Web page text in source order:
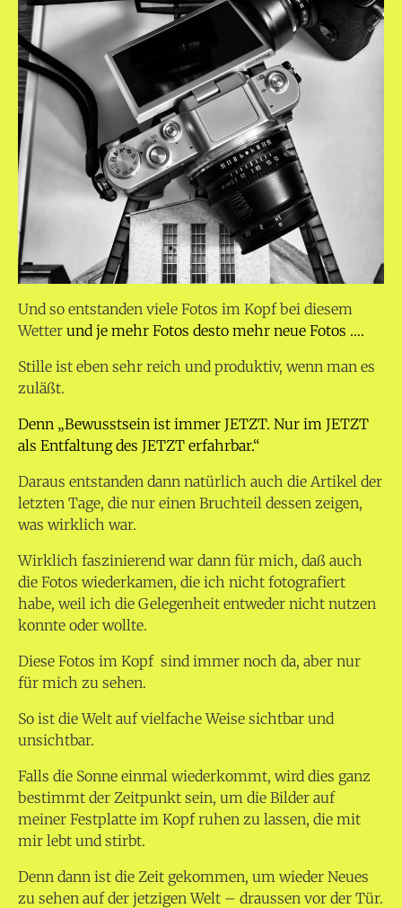
Und so entstanden viele Fotos im Kopf bei diesem
Wetter und je mehr Fotos desto mehr neue Fotos ….
Stille ist eben sehr reich und produktiv, wenn man es
zuläßt.
Denn „Bewusstsein ist immer JETZT. Nur im JETZT
als Entfaltung des JETZT erfahrbar.“
Daraus entstanden dann natürlich auch die Artikel der
letzten Tage, die nur einen Bruchteil dessen zeigen,
was wirklich war.
Wirklich faszinierend war dann für mich, daß auch
die Fotos wiederkamen, die ich nicht fotografiert
habe, weil ich die Gelegenheit entweder nicht nutzen
konnte oder wollte.
Diese Fotos im Kopf sind immer noch da, aber nur
für mich zu sehen.
So ist die Welt auf vielfache Weise sichtbar und
unsichtbar.
Falls die Sonne einmal wiederkommt, wird dies ganz
bestimmt der Zeitpunkt sein, um die Bilder auf
meiner Festplatte im Kopf ruhen zu lassen, die mit
mir lebt und stirbt.
Denn dann ist die Zeit gekommen, um wieder Neues
zu sehen auf der jetzigen Welt – draussen vor der Tür.